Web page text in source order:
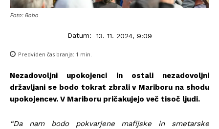
Foto: Bobo
Datum: 13. 11. 2024, 9:09
Predviden čas branja: 1 min.
Nezadovoljni upokojenci in ostali nezadovoljni
državljani se bodo tokrat zbrali v Mariboru na shodu
upokojencev. V Mariboru pričakujejo več tisoč ljudi.
“Da nam bodo pokvarjene mafijske in smetarske